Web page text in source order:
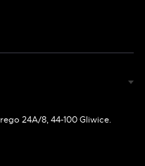
24A/8, 44-100 Gliwice.